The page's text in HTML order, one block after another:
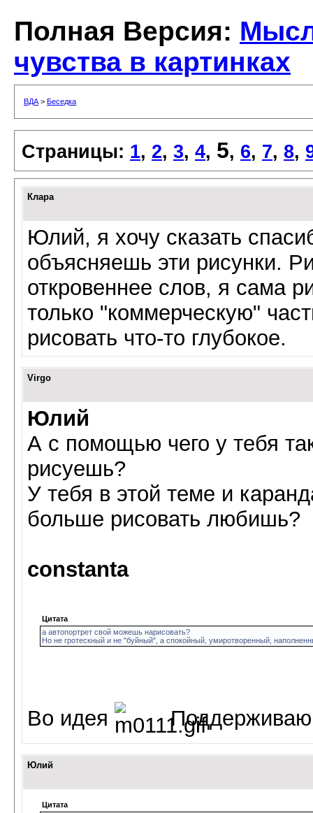
Полная Версия:
чувства в картинках
ВДА > Беседка
Страницы: 1, 2, 3, 4, 5, 6, 7, 8,
Клара
Юлий, я хочу сказать
объясняешь эти рисунки.
откровеннее слов, я сама
только "коммерческую"
рисовать что-то глубокое.
Virgo
Юлий
А с помощью чего у тебя
рисуешь?
У тебя в этой теме и
больше рисовать любишь?
constanta
Цитата
а автопортрет свой можешь нарисовать?
Но не гротескный и не "буйный", а спокойный, умиротворенный,
Во идея Поддерживаю
Юлий
Цитата